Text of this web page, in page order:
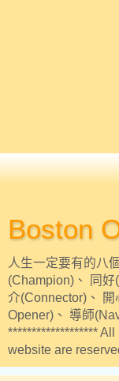
Boston
人生一定要有的八
(Champion)、 同
介(Connector)、
Opener)、 導師
*******************
website are